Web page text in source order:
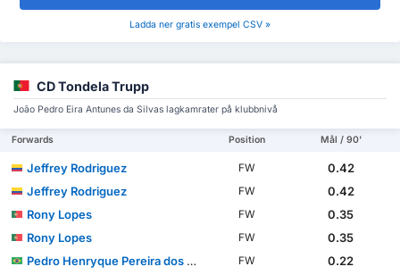
Ladda ner gratis exempel CSV »
CD Tondela Trupp
João Pedro Eira Antunes da Silvas lagkamrater på klubbnivå
Forwards Position Mål / 90'
Jeffrey Rodriguez FW
0.42
Jeffrey Rodriguez
FW
0.42
Rony Lopes
FW
0.35
Rony Lopes
FW
0.35
Pedro Henryque Pereira dos Santos
FW
0.22